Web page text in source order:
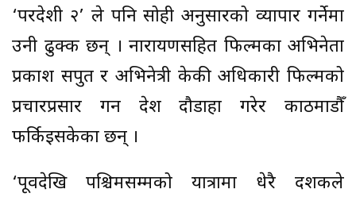
‘परदेशी २’ ले पनि सोही अनुसारको व्यापार गर्नेमा
उनी ढुक्क छन् । नारायणसहित फिल्मका अभिनेता
प्रकाश सपुत र अभिनेत्री केकी अधिकारी फिल्मको
प्रचारप्रसार गर्न देश दौडाहा गरेर काठमाडौँ
फर्किइसकेका छन् ।
‘पूर्वदेखि पश्चिमसम्मको यात्रामा धेरै दर्शकले